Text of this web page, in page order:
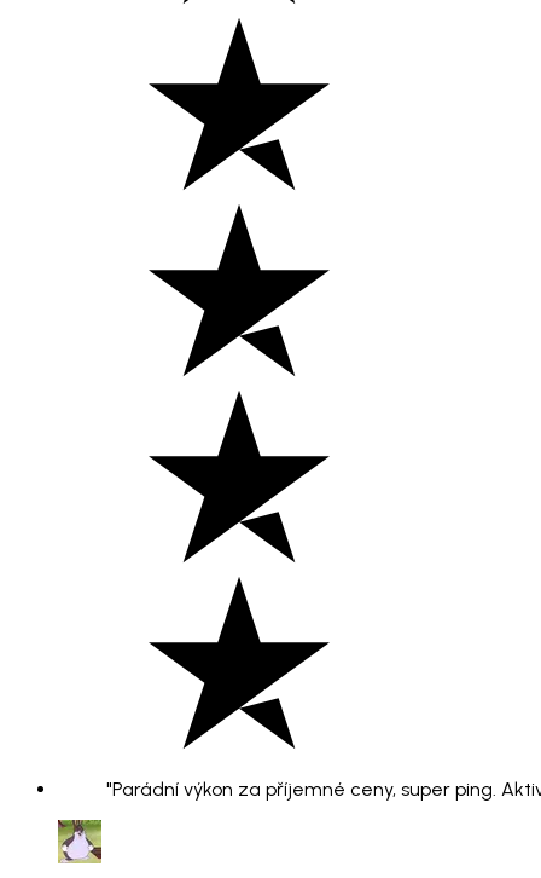
"Parádní výkon za příjemné ceny, super ping.